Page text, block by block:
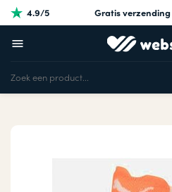
4.9/5 Gratis verzending